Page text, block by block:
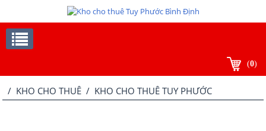
(0)
/ KHO CHO THUÊ / KHO CHO THUÊ TUY PHƯỚC